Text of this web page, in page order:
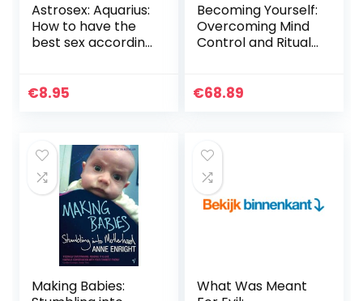
Astrosex: Aquarius:
How to have the
best sex according
€8.95
Becoming Yourself:
Overcoming Mind
Control and Ritual
€68.89
Making Babies:
What Was Meant